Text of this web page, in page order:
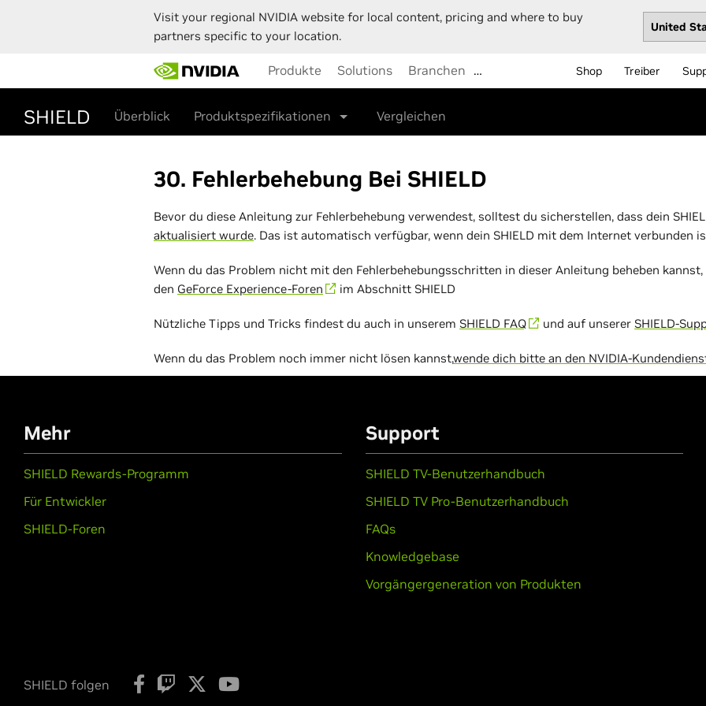
Visit your regional NVIDIA website for local content, pricing and where to buy
partners specific to your location.
main
content
Produkte Solutions Branchen … Shop Treiber
SHIELD Überblick Produktspezifikationen Vergleichen
30. Fehlerbehebung Bei SHIELD
Bevor du diese Anleitung zur Fehlerbehebung verwendest, solltest du sicherstellen, dass dein
aktualisiert wurde. Das ist automatisch verfügbar, wenn dein SHIELD mit dem Internet verbunden
Wenn du das Problem nicht mit den Fehlerbehebungsschritten in dieser Anleitung beheben
den GeForce Experience-Foren im Abschnitt SHIELD
Nützliche Tipps und Tricks findest du auch in unserem SHIELD FAQ und auf unserer SHIELD-
Wenn du das Problem noch immer nicht lösen kannst,wende dich bitte an den NVIDIA-
Mehr
SHIELD Rewards-Programm
Für Entwickler
SHIELD-Foren
Support
SHIELD TV-Benutzerhandbuch
SHIELD TV Pro-Benutzerhandbuch
FAQs
Knowledgebase
Vorgängergeneration von Produkten
SHIELD folgen